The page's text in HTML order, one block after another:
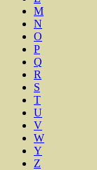
M
N
O
P
Q
R
S
T
U
V
W
Y
Z